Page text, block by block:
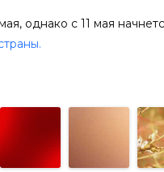
однако с 11 мая